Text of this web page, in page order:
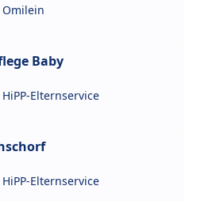
Omilein
Baby
HiPP-Elternservice
HiPP-Elternservice